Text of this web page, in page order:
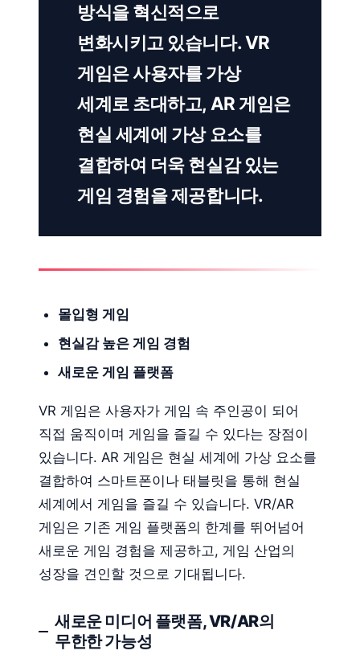
방식을 혁신적으로
변화시키고 있습니다. VR
게임은 사용자를 가상
세계로 초대하고, AR 게임은
현실 세계에 가상 요소를
결합하여 더욱 현실감 있는
게임 경험을 제공합니다.
몰입형 게임
현실감 높은 게임 경험
새로운 게임 플랫폼
VR 게임은 사용자가 게임 속 주인공이 되어
직접 움직이며 게임을 즐길 수 있다는 장점이
있습니다. AR 게임은 현실 세계에 가상 요소를
결합하여 스마트폰이나 태블릿을 통해 현실
세계에서 게임을 즐길 수 있습니다. VR/AR
게임은 기존 게임 플랫폼의 한계를 뛰어넘어
새로운 게임 경험을 제공하고, 게임 산업의
성장을 견인할 것으로 기대됩니다.
새로운 미디어 플랫폼, VR/AR의
무한한 가능성